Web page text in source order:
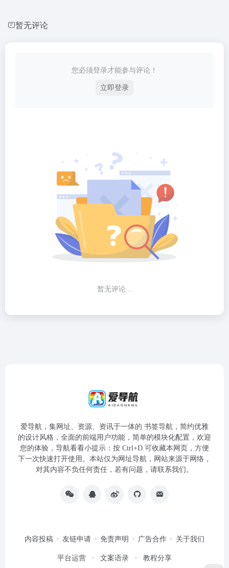
暂无评论
您必须登录才能参与评论！
立即登录
暂无评论...
爱导航，集网址、资源、资讯于一体的 书签导航，简约优雅
的设计风格，全面的前端用户功能，简单的模块化配置，欢迎
您的体验，导航看看小提示：按 Ctrl+D 可收藏本网页，方便
下一次快速打开使用。本站仅为网址导航，网站来源于网络，
对其内容不负任何责任，若有问题，请联系我们。
内容投稿 友链申请 免责声明 广告合作 关于我们
平台运营 文案语录 教程分享